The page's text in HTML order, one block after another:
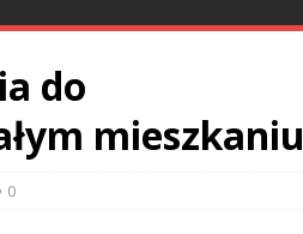
do
mieszkaniu
0